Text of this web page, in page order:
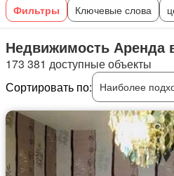
Фильтры Ключевые слова
Недвижимость Аренда
173 381 доступные объекты
Сортировать по:
Наиболее